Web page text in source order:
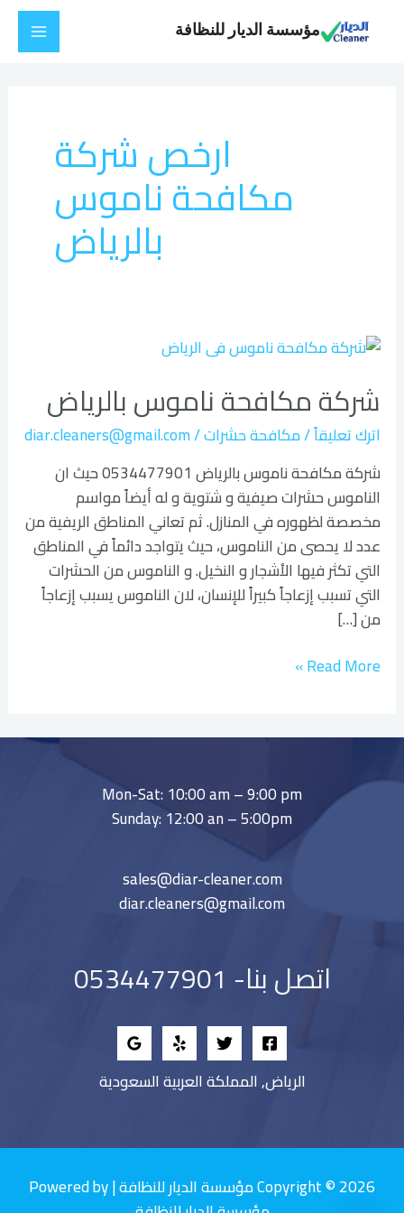
مؤسسة الديار للنظافة
Main
ارخص شركة
مكافحة ناموس
بالرياض
شركة مكافحة ناموس بالرياض
اترك تعليقاً/مكافحة حشرات/
diar.cleaners@gmail.com
شركة مكافحة ناموس بالرياض 0534477901 حيث ان
الناموس حشرات صيفية و شتوية و له أيضاً مواسم
مخصصة لظهوره في المنازل. ثم تعاني المناطق الريفية من
عدد لا يحصى من الناموس، حيث يتواجد دائماً في المناطق
التي تكثر فيها الأشجار و النخيل. و الناموس من الحشرات
التي تسبب إزعاجاً كبيراً للإنسان، لان الناموس يسبب إزعاجاً
من […]
شركة
ناموس
بالرياض
Read More »
Mon-Sat: 10:00 am – 9:00 pm
Sunday: 12:00 an – 5:00pm
sales@diar-cleaner.com
diar.cleaners@gmail.com
اتصل بنا- 0534477901
الرياض, المملكة العربية السعودية
Copyright © 2026 مؤسسة الديار للنظافة | Powered by